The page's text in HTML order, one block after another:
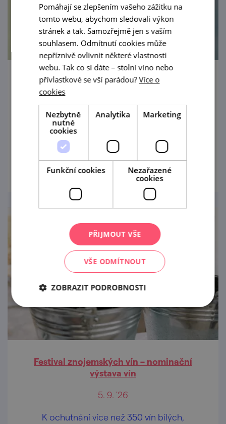
Znojmo ve středověku (Znojmo 800 let)
16. 8. '26
Komentovaná prohlídka představí historii
hradebního opevnění města Znojmo.
prohlédnout
Festival znojemských vín – nominační
výstava vín
5. 9. '26
K ochutnání více než 350 vín bílých,
Pomáhají se zlepšením vašeho zážitku na
tomto webu, abychom sledovali výkon
stránek a tak. Samozřejmě jen s vaším
souhlasem. Odmítnutí cookies může
nepříznivě ovlivnit některé vlastnosti
webu. Tak co si dáte – stolní víno nebo
přívlastkové se vší parádou?Více o
cookies
Nezbytně
nutné
cookies
Analytika Marketing
Funkční cookies
Nezařazené
cookies
PŘIJMOUT VŠE
VŠE ODMÍTNOUT
ZOBRAZIT PODROBNOSTI